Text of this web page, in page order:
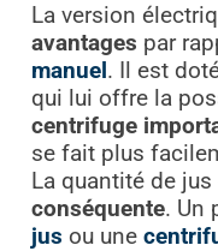
La version
avantages par
manuel . Il est
qui lui offre la
centrifuge
se fait plus
La quantité de
conséquente. Un
jus ou une